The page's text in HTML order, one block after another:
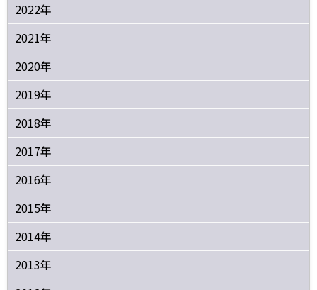
2022年
2021年
2020年
2019年
2018年
2017年
2016年
2015年
2014年
2013年